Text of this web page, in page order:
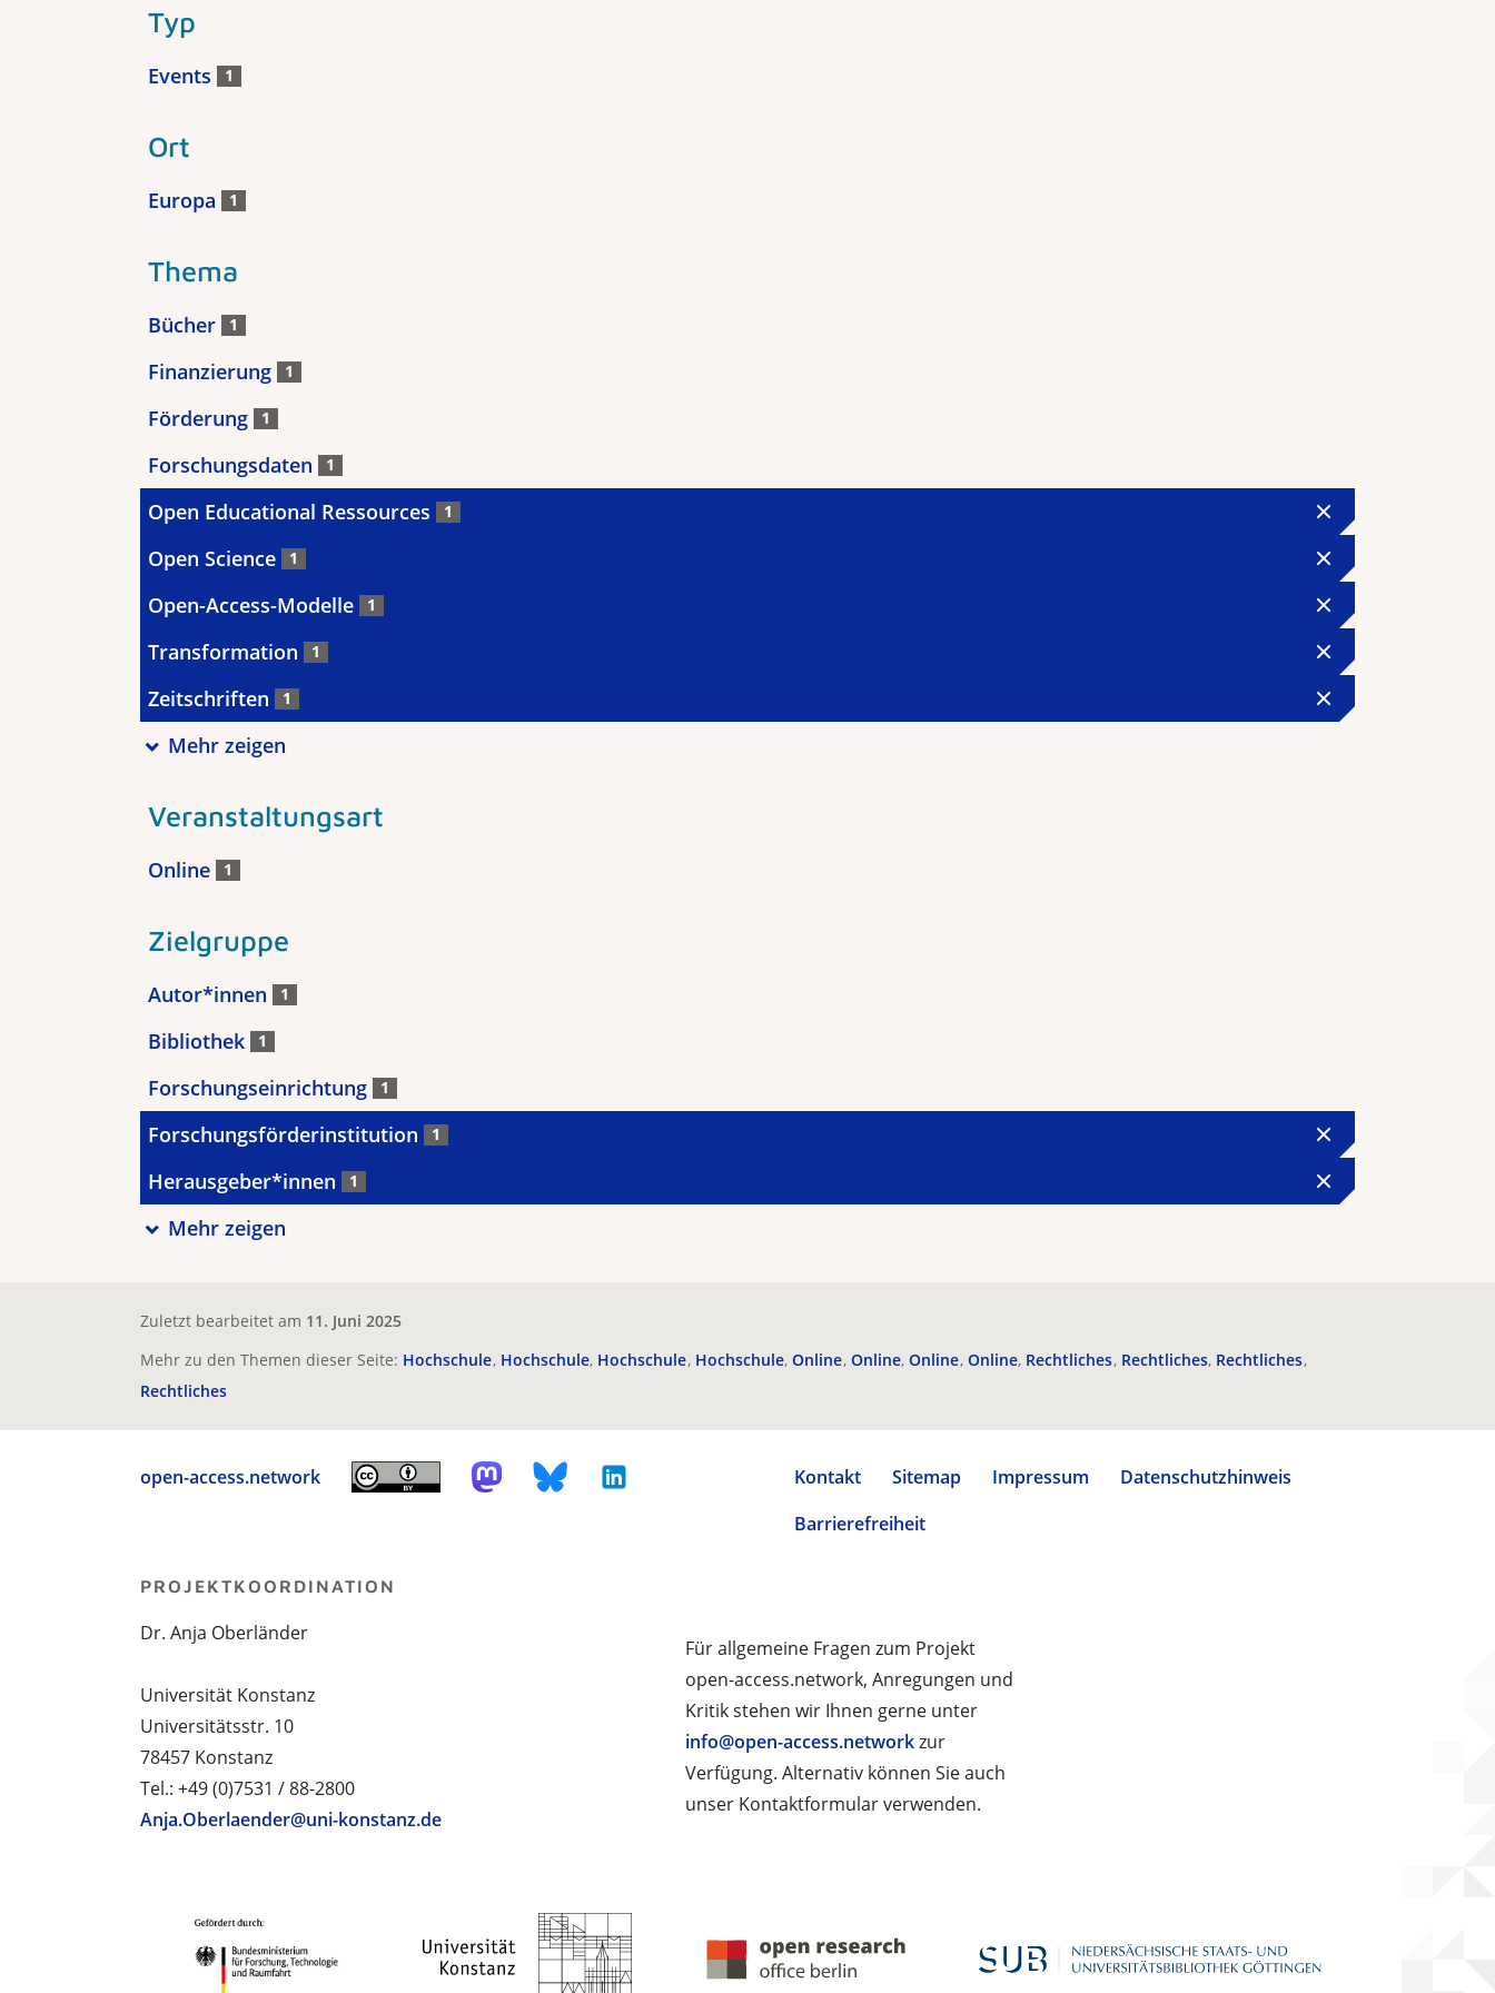
Typ
Events 1
Ort
Europa 1
Thema
Bücher 1
Finanzierung 1
Förderung 1
Forschungsdaten 1
Open Educational Ressources 1
Open Science 1
Open-Access-Modelle 1
Transformation 1
Zeitschriften 1
Mehr zeigen
Veranstaltungsart
Online 1
Zielgruppe
Autor*innen 1
Bibliothek 1
Forschungseinrichtung 1
Forschungsförderinstitution 1
Herausgeber*innen 1
Mehr zeigen
Zuletzt bearbeitet am 11. Juni 2025
Mehr zu den Themen dieser Seite: Hochschule Hochschule Hochschule Hochschule Online Online Online Online Rechtliches Rechtliches Rechtliches
Rechtliches
open-access.network Kontakt Sitemap Impressum
Datenschutzhinweis
Barrierefreiheit
Für allgemeine Fragen zum Projekt
open-access.network, Anregungen und
Kritik stehen wir Ihnen gerne unter
info@open-access.networkzur
Verfügung. Alternativ können Sie auch
unser Kontaktformular verwenden.
PROJEKTKOORDINATION
Dr. Anja Oberländer
Universität Konstanz
Universitätsstr. 10
78457 Konstanz
Tel.: +49 (0)7531 / 88-2800
Anja.Oberlaender@uni-konstanz.de